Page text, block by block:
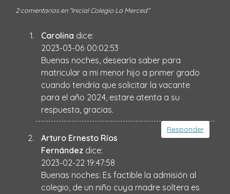
2 comentarios en “Inicial Colegio La Merced”
Carolina dice:
2023-03-06 00:02:53
Buenas noches, desearía saber para
matricular a mi menor hijo a primer grado
cuando tendría que solicitar la vacante
para el año 2024, estare atenta a su
respuesta, gracias.
Responder
Arturo Ernesto Ríos
Fernández dice:
2023-02-22 19:47:58
Buenas noches: Es factible la admisión al
colegio, de un niño cuya madre soltera es